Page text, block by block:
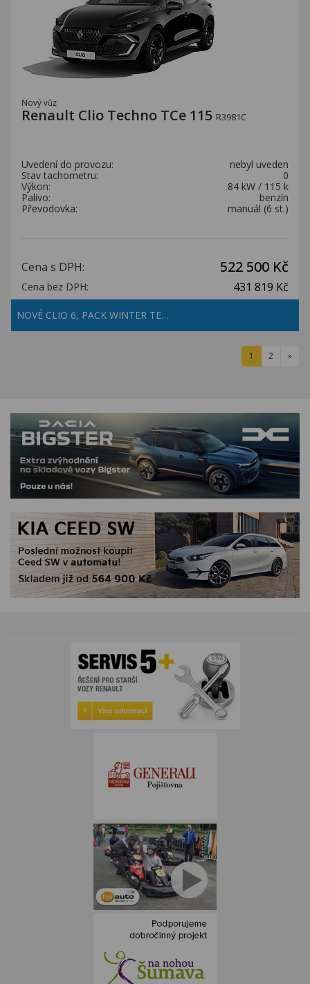
Nový vůz
Renault Clio Techno TCe 115 R3981C
Uvedení do provozu:
nebyl uveden
Stav tachometru:
0
Výkon:
84 kW / 115 k
Palivo:
benzín
Převodovka:
manuál (6 st.)
Cena s DPH: 522 500 Kč
Cena bez DPH: 431 819 Kč
NOVÉ CLIO 6, PACK WINTER TE…
1 2 »